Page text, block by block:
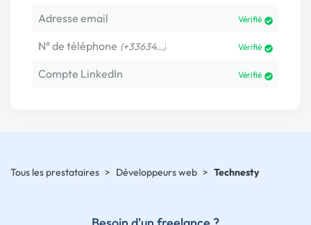
Adresse email Vérifié
N° de téléphone (+33634…) Vérifié
Compte LinkedIn Vérifié
Tous les prestataires > Développeurs web > Technesty